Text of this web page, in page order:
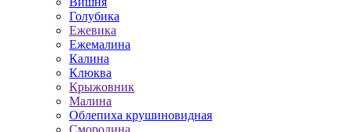
Голубика
Ежевика
Ежемалина
Калина
Клюква
Крыжовник
Малина
Облепиха крушиновидная